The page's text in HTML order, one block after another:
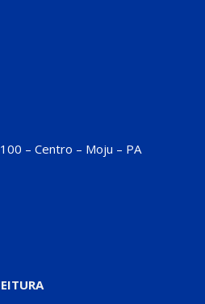
– Centro – Moju – PA